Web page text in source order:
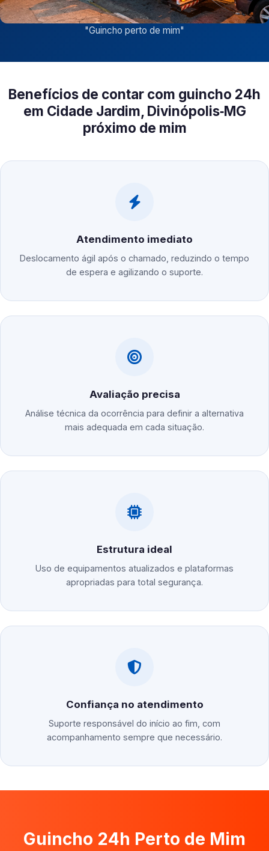
"Guincho perto de mim"
Benefícios de contar com guincho 24h
em Cidade Jardim, Divinópolis‑MG
próximo de mim
Atendimento imediato
Deslocamento ágil após o chamado, reduzindo o tempo
de espera e agilizando o suporte.
Avaliação precisa
Análise técnica da ocorrência para definir a alternativa
mais adequada em cada situação.
Estrutura ideal
Uso de equipamentos atualizados e plataformas
apropriadas para total segurança.
Confiança no atendimento
Suporte responsável do início ao fim, com
acompanhamento sempre que necessário.
Guincho 24h Perto de Mim